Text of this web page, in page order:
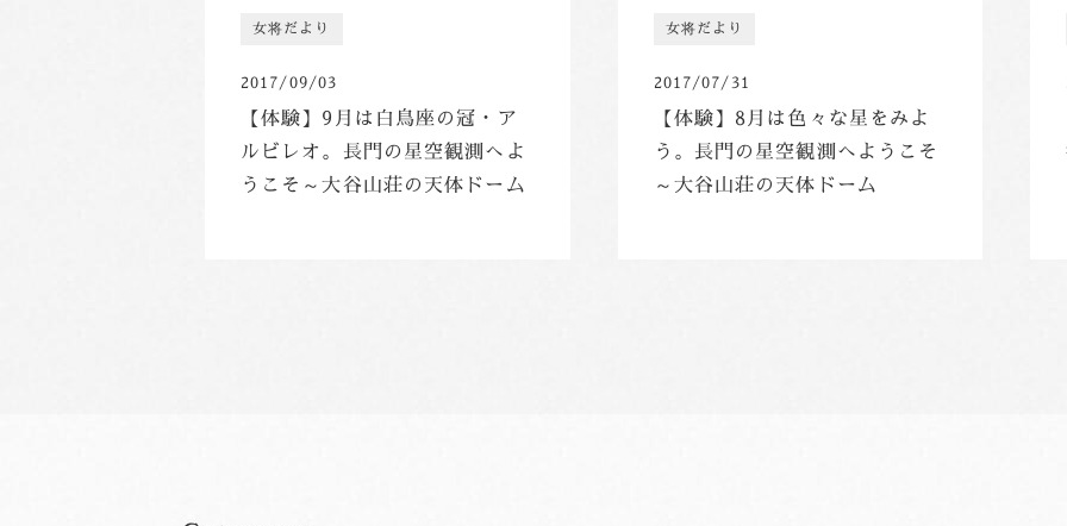
女将だより
2017/09/03
【体験】9月は白鳥座の冠・ア
ルビレオ。長門の星空観測へよ
うこそ～大谷山荘の天体ドーム
女将だより
2017/07/31
【体験】8月は色々な星をみよ
う。長門の星空観測へようこそ
～大谷山荘の天体ドーム